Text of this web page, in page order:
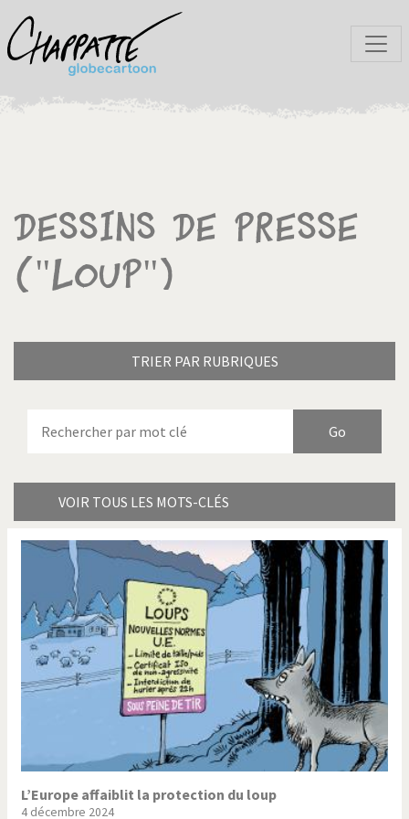
Dessins de presse
("Loup")
TRIER PAR RUBRIQUES
VOIR TOUS LES MOTS-CLÉS
Bienvenue en Italie
Bye Biden! Catholique ou pas très?
Chère énergie! Crise grecque
Cybermonde
Du printemps arabe à
l'hiver
Election présidentielle US Guerre en Syrie
Hopp Deutschland Israël - Palestine
L'Amérique et les armes L'Iran tremble
La Chine et nous
La Corée du Nord: guerre ou
paix?
L’Europe affaiblit la protection du loup
4 décembre 2024